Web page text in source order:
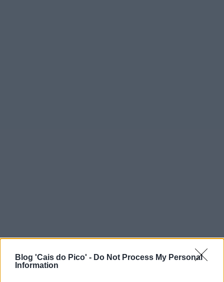
Blog 'Cais do Pico' - Do Not Process My Personal
Information